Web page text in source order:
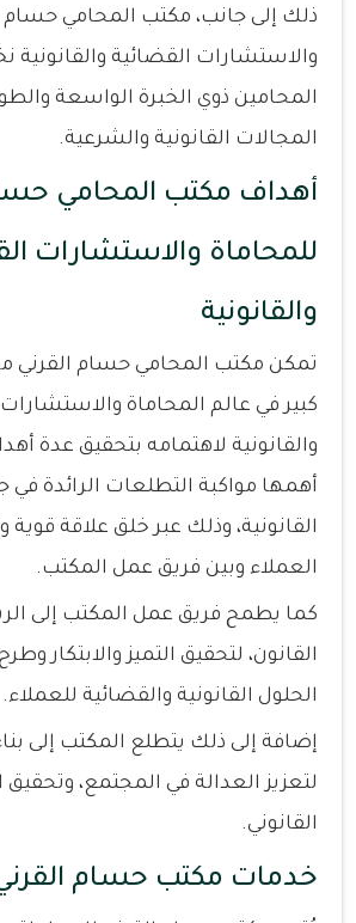
ذلك إلى جانب، مكتب المحامي حسام
والاستشارات القضائية والقانونية
المحامين ذوي الخبرة الواسعة
المجالات القانونية والشرعية.
أهداف مكتب المحامي
للمحاماة والاستشارات
والقانونية
تمكن مكتب المحامي حسام القرني
كبير في عالم المحاماة
والقانونية لاهتمامه بتحقيق عدة
أهمها مواكبة التطلعات الرائدة في
القانونية، وذلك عبر خلق علاقة قوية
العملاء وبين فريق عمل المكتب.
كما يطمح فريق عمل المكتب إلى
القانون، لتحقيق التميز والابتكار
الحلول القانونية والقضائية للعملاء.
إضافة إلى ذلك يتطلع المكتب إلى
لتعزيز العدالة في المجتمع، وتحقيق
القانوني.
خدمات مكتب حسام